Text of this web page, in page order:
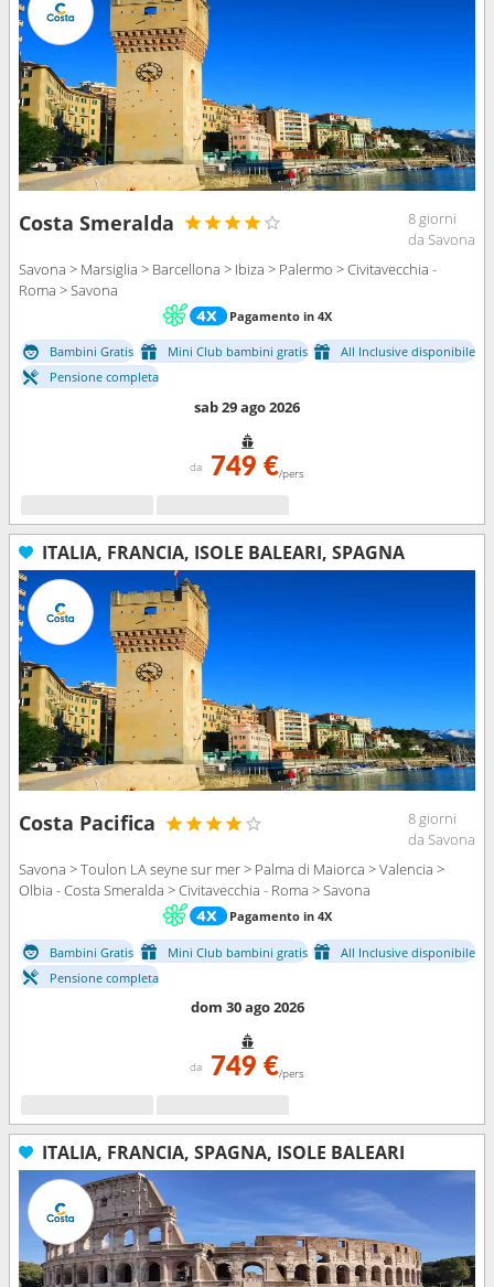
Costa Smeralda
8 giorni
da Savona
Savona > Marsiglia > Barcellona > Ibiza > Palermo > Civitavecchia -
Roma > Savona
Pagamento in 4X
Bambini Gratis Mini Club bambini gratis
All Inclusive disponibile
Pensione completa
sab 29 ago 2026
da 749 €/pers
ITALIA, FRANCIA, ISOLE BALEARI, SPAGNA
Costa Pacifica
8 giorni
da Savona
Savona > Toulon LA seyne sur mer > Palma di Maiorca > Valencia >
Olbia - Costa Smeralda > Civitavecchia - Roma > Savona
Pagamento in 4X
Bambini Gratis Mini Club bambini gratis
All Inclusive disponibile
Pensione completa
dom 30 ago 2026
da 749 €/pers
ITALIA, FRANCIA, SPAGNA, ISOLE BALEARI